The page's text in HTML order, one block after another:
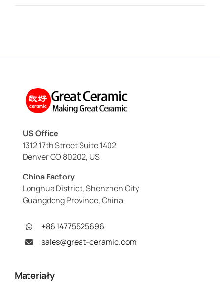
US Office
1312 17th Street Suite 1402
Denver CO 80202, US
China Factory
Longhua District, Shenzhen City
Guangdong Province, China
+86 14775525696
sales@great-ceramic.com
Materiały